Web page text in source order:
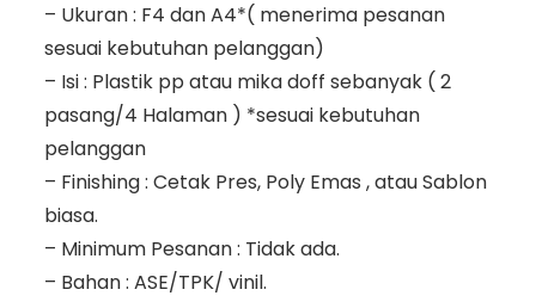
– Ukuran : F4 dan A4*( menerima pesanan
sesuai kebutuhan pelanggan)
– Isi : Plastik pp atau mika doff sebanyak ( 2
pasang/4 Halaman ) *sesuai kebutuhan
pelanggan
– Finishing : Cetak Pres, Poly Emas , atau Sablon
biasa.
– Minimum Pesanan : Tidak ada.
– Bahan : ASE/TPK/ vinil.